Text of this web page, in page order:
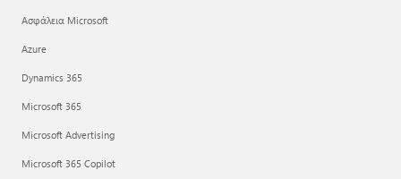
Ασφάλεια Microsoft
Azure
Dynamics 365
Microsoft 365
Microsoft Advertising
Microsoft 365 Copilot